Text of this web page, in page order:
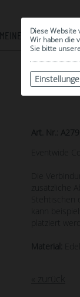
Diese Website
Wir haben die
Sie bitte
MEINE AUSWAHL
Art. Nr.:
Eventwide
Die
zusätzliche
Stehtischen
kann
platziert
Material:
« zurück